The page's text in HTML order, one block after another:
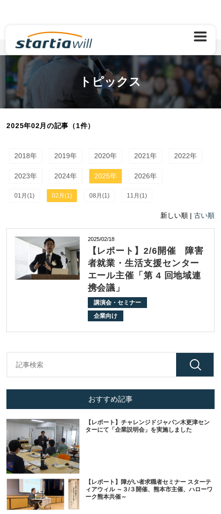
TOP トピックス 2025年02月
トピックス
2025年02月の記事（1件）
2018年 2019年 2020年 2021年 2022年
2023年 2024年 2025年 2026年
01月(1) 02月(1) 08月(1) 11月(1)
新しい順 | 古い順
2025/02/18
【レポート】2/6開催 障害
者就業・生活支援センター
エール主催「第 4 回地域連
携会議」
講演会・セミナー
企業向け
おすすめ記事
【レポート】チャレンジドジャパン木更津セン
ターにて「企業説明会」を実施しました
【レポート】障がい者求職者セミナー スターテ
ィアウィル ～３/３開催、熊本市主催、ハローワ
ーク熊本共催～